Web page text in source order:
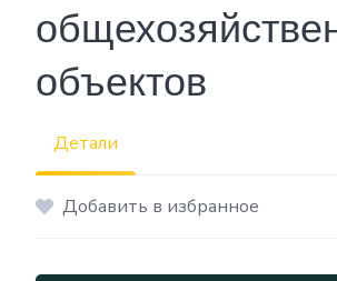
объектов
Детали
Добавить в избранное